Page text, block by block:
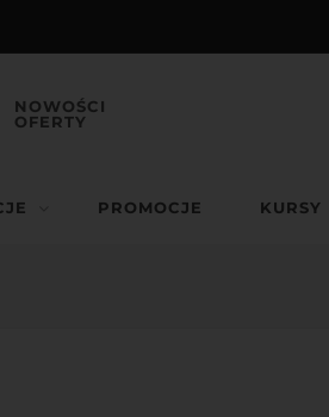
NOWOŚCI
OFERTY
PROMOCJE KURSY